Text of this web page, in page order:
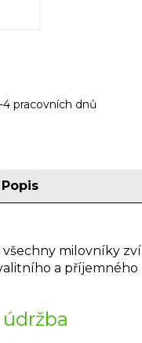
pracovních dnů
Popis
milovníky
a příjemného